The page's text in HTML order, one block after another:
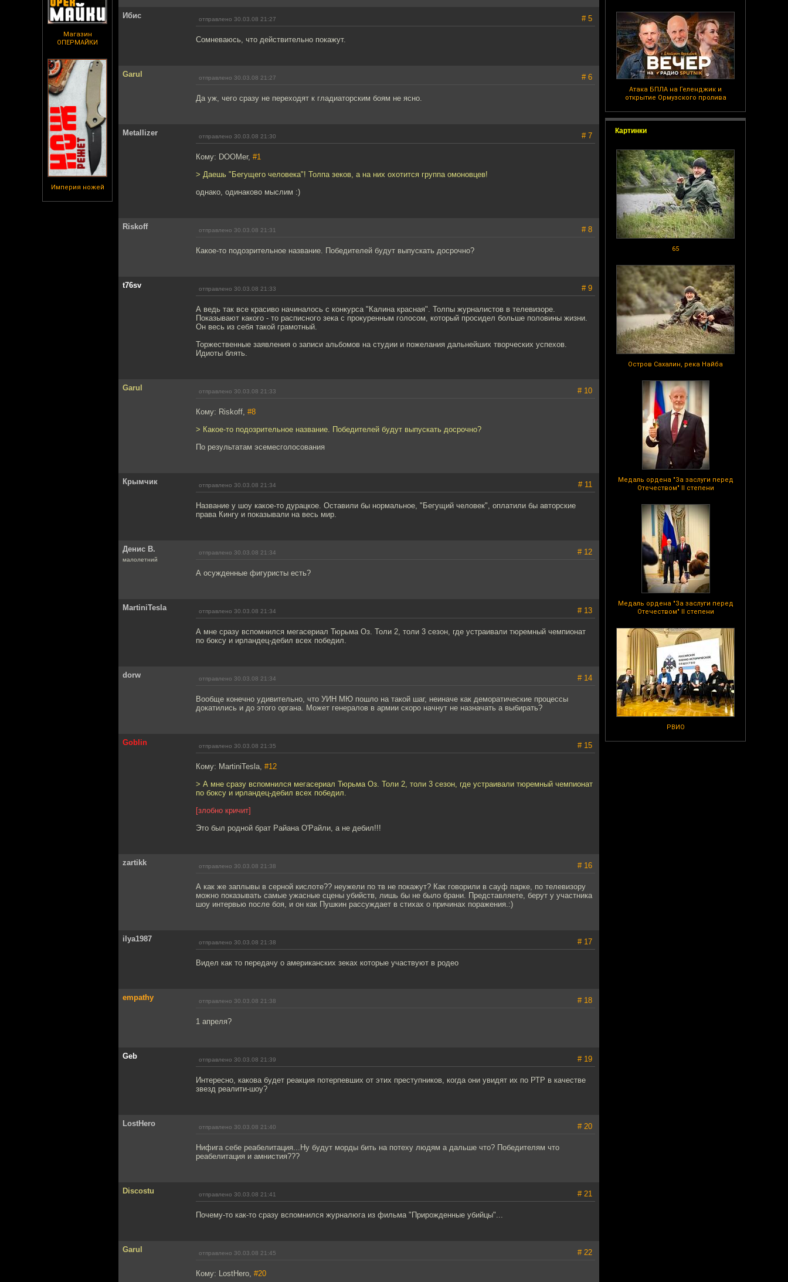
Магазин
ОПЕРМАЙКИ
Империя ножей
Атака БПЛА на Геленджик и
открытие Ормузского пролива
Картинки
65
Остров Сахалин, река Найба
Медаль ордена "За заслуги перед
Отечеством" II степени
Медаль ордена "За заслуги перед
Отечеством" II степени
РВИО
Ибис отправлено 30.03.08 21:27 # 5
Сомневаюсь, что действительно покажут.
Garul отправлено 30.03.08 21:27 # 6
Да уж, чего сразу не переходят к гладиаторским боям не ясно.
Metallizer отправлено 30.03.08 21:30 # 7
Кому: DOOMer, #1
> Даешь "Бегущего человека"! Толпа зеков, а на них охотится группа омоновцев!
однако, одинаково мыслим :)
Riskoff отправлено 30.03.08 21:31 # 8
Какое-то подозрительное название. Победителей будут выпускать досрочно?
t76sv отправлено 30.03.08 21:33 # 9
А ведь так все красиво начиналось с конкурса "Калина красная". Толпы журналистов в телевизоре.
Показывают какого - то расписного зека с прокуренным голосом, который просидел больше половины жизни.
Он весь из себя такой грамотный.
Торжественные заявления о записи альбомов на студии и пожелания дальнейших творческих успехов.
Идиоты блять.
Garul отправлено 30.03.08 21:33 # 10
Кому: Riskoff, #8
> Какое-то подозрительное название. Победителей будут выпускать досрочно?
По результатам эсемесголосования
Крымчик отправлено 30.03.08 21:34 # 11
Название у шоу какое-то дурацкое. Оставили бы нормальное, "Бегущий человек", оплатили бы авторские
права Кингу и показывали на весь мир.
Денис В.
малолетний
отправлено 30.03.08 21:34 # 12
А осужденные фигуристы есть?
MartiniTesla отправлено 30.03.08 21:34 # 13
А мне сразу вспомнился мегасериал Тюрьма Оз. Толи 2, толи 3 сезон, где устраивали тюремный чемпионат
по боксу и ирландец-дебил всех победил.
dorw отправлено 30.03.08 21:34 # 14
Вообще конечно удивительно, что УИН МЮ пошло на такой шаг, неиначе как деморатические процессы
докатились и до этого органа. Может генералов в армии скоро начнут не назначать а выбирать?
Goblin отправлено 30.03.08 21:35 # 15
Кому: MartiniTesla, #12
> А мне сразу вспомнился мегасериал Тюрьма Оз. Толи 2, толи 3 сезон, где устраивали тюремный чемпионат
по боксу и ирландец-дебил всех победил.
[злобно кричит]
Это был родной брат Райана О'Райли, а не дебил!!!
zartikk отправлено 30.03.08 21:38 # 16
А как же заплывы в серной кислоте?? неужели по тв не покажут? Как говорили в сауф парке, по телевизору
можно показывать самые ужасные сцены убийств, лишь бы не было брани. Представляете, берут у участника
шоу интервью после боя, и он как Пушкин рассуждает в стихах о причинах поражения.:)
ilya1987 отправлено 30.03.08 21:38 # 17
Видел как то передачу о американских зеках которые участвуют в родео
empathy отправлено 30.03.08 21:38 # 18
1 апреля?
Geb отправлено 30.03.08 21:39 # 19
Интересно, какова будет реакция потерпевших от этих преступников, когда они увидят их по РТР в качестве
звезд реалити-шоу?
LostHero отправлено 30.03.08 21:40 # 20
Нифига себе реабелитация...Ну будут морды бить на потеху людям а дальше что? Победителям что
реабелитация и амнистия???
Discostu отправлено 30.03.08 21:41 # 21
Почему-то как-то сразу вспомнился журналюга из фильма "Прирожденные убийцы"...
Garul отправлено 30.03.08 21:45 # 22
Кому: LostHero, #20